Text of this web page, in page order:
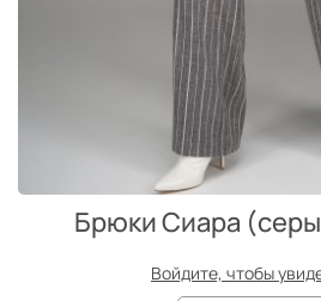
Брюки Сиара
Войдите, чтобы